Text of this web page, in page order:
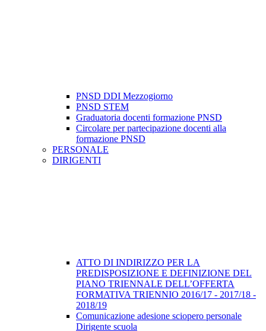
PNSD DDI Mezzogiorno
PNSD STEM
Graduatoria docenti formazione PNSD
Circolare per partecipazione docenti alla
formazione PNSD
PERSONALE
DIRIGENTI
ATTO DI INDIRIZZO PER LA
PREDISPOSIZIONE E DEFINIZIONE DEL
PIANO TRIENNALE DELL’OFFERTA
FORMATIVA TRIENNIO 2016/17 - 2017/18 -
2018/19
Comunicazione adesione sciopero personale
Dirigente scuola